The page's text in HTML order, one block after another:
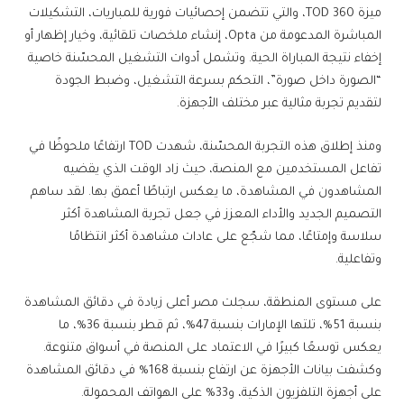
ميزة TOD 360، والتي تتضمن إحصائيات فورية للمباريات، التشكيلات
المباشرة المدعومة من Opta، إنشاء ملخصات تلقائية، وخيار إظهار أو
إخفاء نتيجة المباراة الحية. وتشمل أدوات التشغيل المحسّنة خاصية
“الصورة داخل صورة”، التحكم بسرعة التشغيل، وضبط الجودة
لتقديم تجربة مثالية عبر مختلف الأجهزة.
ومنذ إطلاق هذه التجربة المحسّنة، شهدت TOD ارتفاعًا ملحوظًا في
تفاعل المستخدمين مع المنصة، حيث زاد الوقت الذي يقضيه
المشاهدون في المشاهدة، ما يعكس ارتباطًا أعمق بها. لقد ساهم
التصميم الجديد والأداء المعزز في جعل تجربة المشاهدة أكثر
سلاسة وإمتاعًا، مما شجّع على عادات مشاهدة أكثر انتظامًا
وتفاعلية.
على مستوى المنطقة، سجلت مصر أعلى زيادة في دقائق المشاهدة
بنسبة 51%، تلتها الإمارات بنسبة 47%، ثم قطر بنسبة 36%، ما
يعكس توسعًا كبيرًا في الاعتماد على المنصة في أسواق متنوعة.
وكشفت بيانات الأجهزة عن ارتفاع بنسبة 168% في دقائق المشاهدة
على أجهزة التلفزيون الذكية، و33% على الهواتف المحمولة.